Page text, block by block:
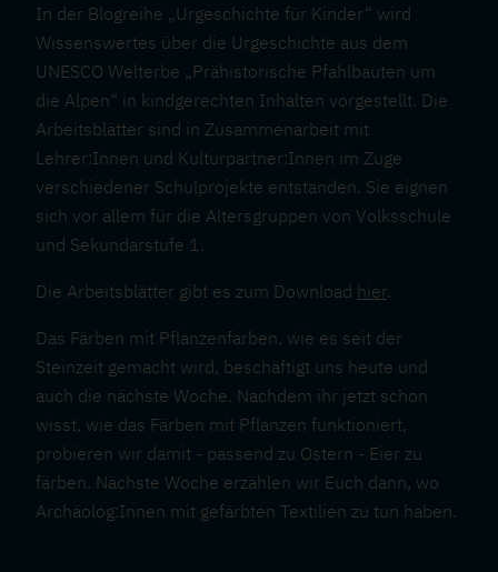
In der Blogreihe „Urgeschichte für Kinder“ wird
Wissenswertes über die Urgeschichte aus dem
UNESCO Welterbe „Prähistorische Pfahlbauten um
die Alpen“ in kindgerechten Inhalten vorgestellt. Die
Arbeitsblätter sind in Zusammenarbeit mit
Lehrer:Innen und Kulturpartner:Innen im Zuge
verschiedener Schulprojekte entstanden. Sie eignen
sich vor allem für die Altersgruppen von Volksschule
und Sekundarstufe 1.
Die Arbeitsblätter gibt es zum Download hier.
Das Färben mit Pflanzenfarben, wie es seit der
Steinzeit gemacht wird, beschäftigt uns heute und
auch die nächste Woche. Nachdem ihr jetzt schon
wisst, wie das Färben mit Pflanzen funktioniert,
probieren wir damit - passend zu Ostern - Eier zu
färben. Nächste Woche erzählen wir Euch dann, wo
Archäolog:Innen mit gefärbten Textilien zu tun haben.